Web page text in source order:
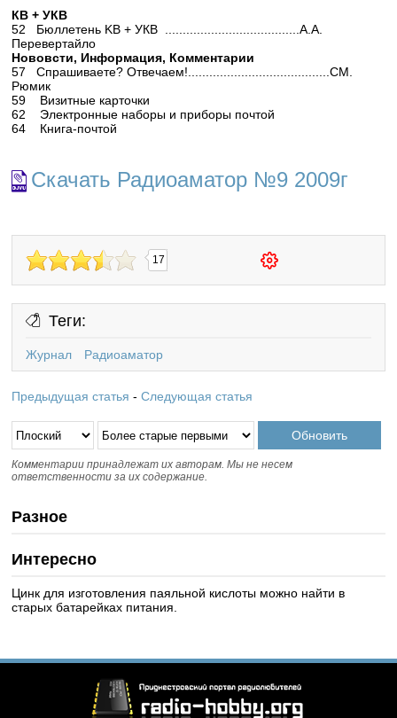
КВ + УКВ
52 Бюллетень KB + УКВ ......................................А.А.
Перевертайло
Нововсти, Информация, Комментарии
57 Спрашиваете? Отвечаем!........................................СМ.
Рюмик
59 Визитные карточки
62 Электронные наборы и приборы почтой
64 Книга-почтой
Скачать Радиоаматор №9 2009г
17
Теги:
Журнал Радиоаматор
Предыдущая статья -Следующая статья
Комментарии принадлежат их авторам. Мы не несем
ответственности за их содержание.
Разное
Интересно
Цинк для изготовления паяльной кислоты можно найти в
старых батарейках питания.